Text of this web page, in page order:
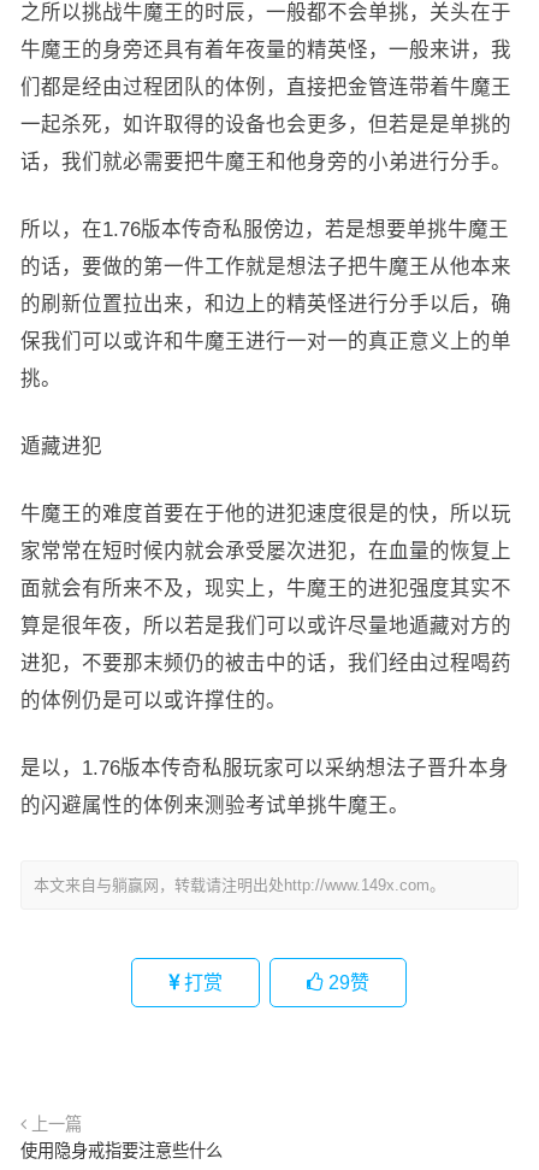
之所以挑战牛魔王的时辰，一般都不会单挑，关头在于
牛魔王的身旁还具有着年夜量的精英怪，一般来讲，我
们都是经由过程团队的体例，直接把金管连带着牛魔王
一起杀死，如许取得的设备也会更多，但若是是单挑的
话，我们就必需要把牛魔王和他身旁的小弟进行分手。
所以，在1.76版本传奇私服傍边，若是想要单挑牛魔王
的话，要做的第一件工作就是想法子把牛魔王从他本来
的刷新位置拉出来，和边上的精英怪进行分手以后，确
保我们可以或许和牛魔王进行一对一的真正意义上的单
挑。
遁藏进犯
牛魔王的难度首要在于他的进犯速度很是的快，所以玩
家常常在短时候内就会承受屡次进犯，在血量的恢复上
面就会有所来不及，现实上，牛魔王的进犯强度其实不
算是很年夜，所以若是我们可以或许尽量地遁藏对方的
进犯，不要那末频仍的被击中的话，我们经由过程喝药
的体例仍是可以或许撑住的。
是以，1.76版本传奇私服玩家可以采纳想法子晋升本身
的闪避属性的体例来测验考试单挑牛魔王。
本文来自与躺赢网，转载请注明出处http://www.149x.com。
打赏 29赞
上一篇
使用隐身戒指要注意些什么